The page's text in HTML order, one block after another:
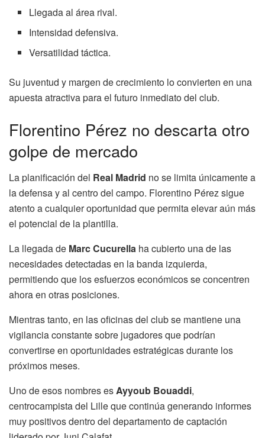
Llegada al área rival.
Intensidad defensiva.
Versatilidad táctica.
Su juventud y margen de crecimiento lo convierten en una
apuesta atractiva para el futuro inmediato del club.
Florentino Pérez no descarta otro
golpe de mercado
La planificación del Real Madrid no se limita únicamente a
la defensa y al centro del campo. Florentino Pérez sigue
atento a cualquier oportunidad que permita elevar aún más
el potencial de la plantilla.
La llegada de Marc Cucurella ha cubierto una de las
necesidades detectadas en la banda izquierda,
permitiendo que los esfuerzos económicos se concentren
ahora en otras posiciones.
Mientras tanto, en las oficinas del club se mantiene una
vigilancia constante sobre jugadores que podrían
convertirse en oportunidades estratégicas durante los
próximos meses.
Uno de esos nombres es Ayyoub Bouaddi,
centrocampista del Lille que continúa generando informes
muy positivos dentro del departamento de captación